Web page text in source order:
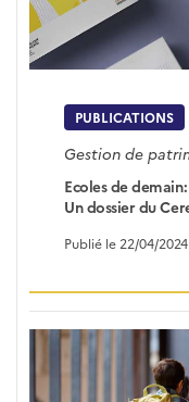
PUBLICATIONS
Gestion de
Ecoles de
Un dossier du
Publié le 22/04/2024